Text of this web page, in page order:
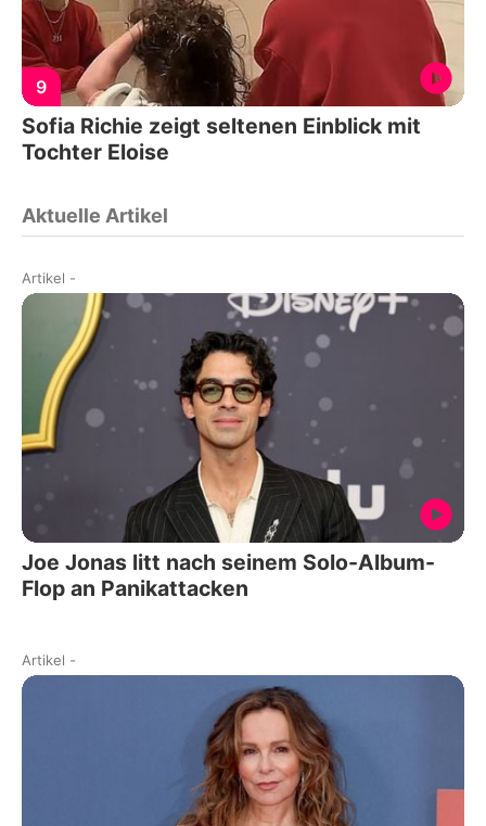
9
Sofia Richie zeigt seltenen Einblick mit
Tochter Eloise
Aktuelle Artikel
Artikel -
Joe Jonas litt nach seinem Solo-Album-
Flop an Panikattacken
Artikel -